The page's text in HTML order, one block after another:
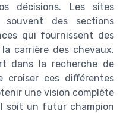
décisions. Les sites
souvent des sections
qui fournissent des
carrière des chevaux.
dans la recherche de
croiser ces différentes
une vision complète
soit un futur champion